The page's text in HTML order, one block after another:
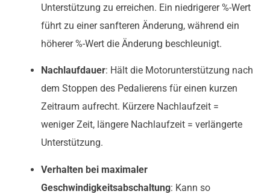
Unterstützung zu erreichen. Ein niedrigerer %-Wert
führt zu einer sanfteren Änderung, während ein
höherer %-Wert die Änderung beschleunigt.
Nachlaufdauer: Hält die Motorunterstützung nach
dem Stoppen des Pedalierens für einen kurzen
Zeitraum aufrecht. Kürzere Nachlaufzeit =
weniger Zeit, längere Nachlaufzeit = verlängerte
Unterstützung.
Verhalten bei maximaler
Geschwindigkeitsabschaltung: Kann so